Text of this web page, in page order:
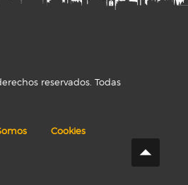
reservados. Todas
Cookies